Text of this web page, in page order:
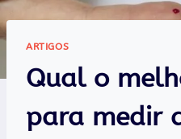
ARTIGOS
Qual o
para medir